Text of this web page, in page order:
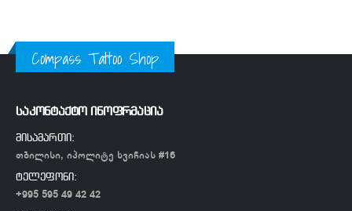
Compass Tattoo Shop
საკონტაქტო ინოფრმაცია
მისამართი:
თბილისი, იპოლიტე ხვიჩიას #16
ტელეფონი:
+995 595 49 42 42